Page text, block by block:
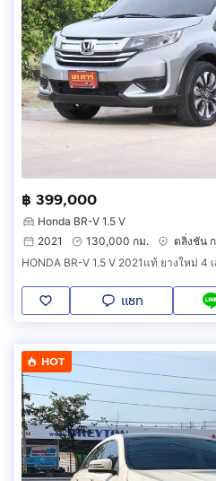
฿ 399,000
Honda BR-V 1.5 V
2021
130,000 กม.
ตลิ่งชัน
แชท
HOT